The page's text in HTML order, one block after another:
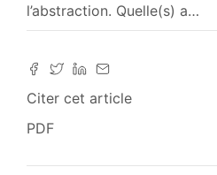
l’abstraction. Quelle(s) a…
Citer cet article
PDF